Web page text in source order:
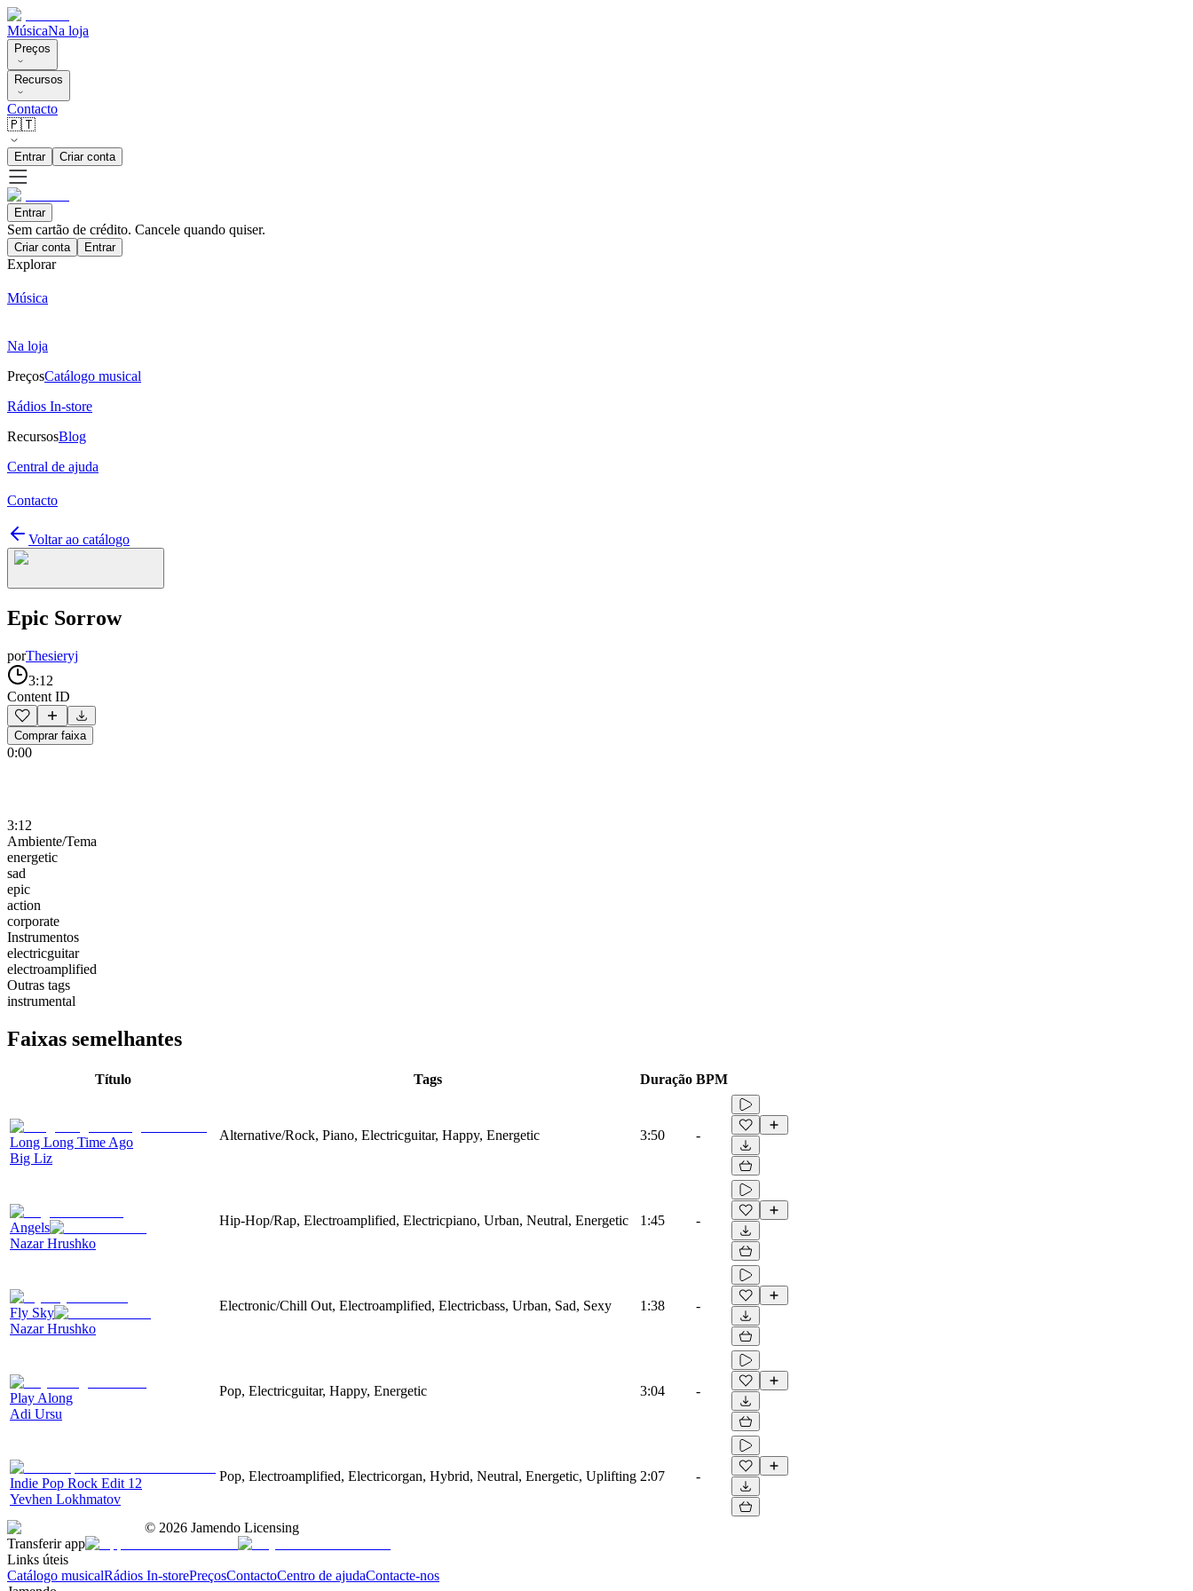
MúsicaNa loja
Preços
Recursos
Contacto
🇵🇹
Entrar Criar conta
Entrar
Sem cartão de crédito. Cancele quando quiser.
Criar conta Entrar
Explorar
Música
Na loja
PreçosCatálogo musical
Rádios In-store
RecursosBlog
Central de ajuda
Contacto
Voltar ao catálogo
Epic Sorrow
porThesieryj
3:12
Content ID
Comprar faixa
0:00
3:12
Ambiente/Tema
energetic
sad
epic
action
corporate
Instrumentos
electricguitar
electroamplified
Outras tags
instrumental
Faixas semelhantes
Título Tags Duração BPM
Long Long Time Ago
Big Liz
Alternative/Rock, Piano, Electricguitar, Happy, Energetic 3:50 -
Angels
Nazar Hrushko
Hip-Hop/Rap, Electroamplified, Electricpiano, Urban, Neutral, Energetic 1:45 -
Fly Sky
Nazar Hrushko
Electronic/Chill Out, Electroamplified, Electricbass, Urban, Sad, Sexy 1:38 -
Play Along
Adi Ursu
Pop, Electricguitar, Happy, Energetic 3:04 -
Indie Pop Rock Edit 12
Yevhen Lokhmatov
Pop, Electroamplified, Electricorgan, Hybrid, Neutral, Energetic, Uplifting 2:07 -
© 2026 Jamendo Licensing
Transferir app
Links úteis
Catálogo musicalRádios In-storePreçosContactoCentro de ajudaContacte-nos